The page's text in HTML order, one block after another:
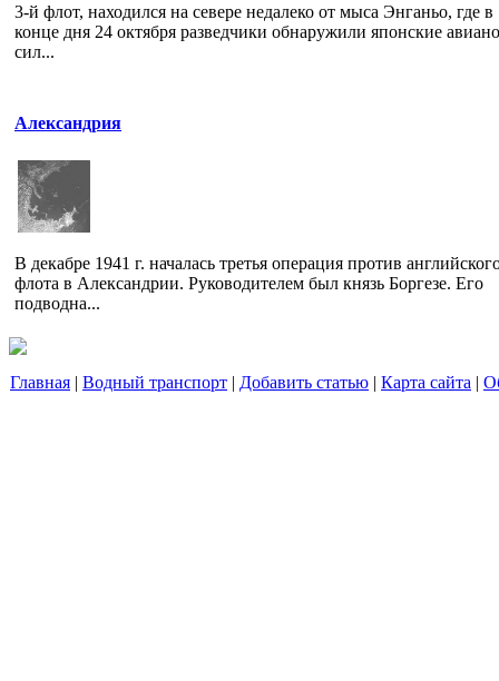
3-й флот, находился на севере недалеко от мыса Энганьо, где в
конце дня 24 октября разведчики обнаружили японские
сил...
Александрия
В декабре 1941 г. началась третья операция против
флота в Александрии. Руководителем был князь Боргезе. Его
подводна...
Главная | Водный транспорт | Добавить статью | Карта сайта |